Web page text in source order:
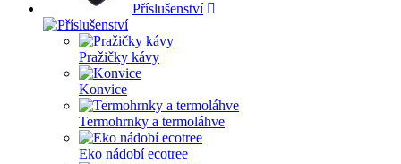
Příslušenství
Pražičky kávy
Konvice
Termohrnky a termoláhve
Eko nádobí ecotree